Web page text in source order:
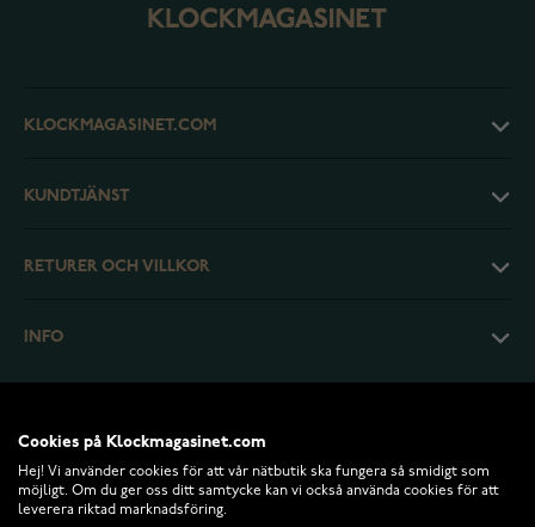
KLOCKMAGASINET.COM
KUNDTJÄNST
RETURER OCH VILLKOR
INFO
Cookies på Klockmagasinet.com
Hej! Vi använder cookies för att vår nätbutik ska fungera så smidigt som
möjligt. Om du ger oss ditt samtycke kan vi också använda cookies för att
leverera riktad marknadsföring.